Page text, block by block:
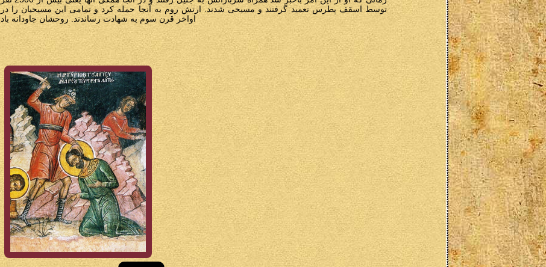
توسط اسقف پطرس تعمید گرفتند و مسیحی شدند. ارتش روم به آنجا حمله کرد و تمامی این مسیحیان را در
اواخر قرن سوم به شهادت رساندند. روحشان جاودانه باد